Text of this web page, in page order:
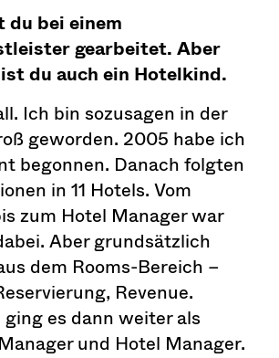
bei einem
gearbeitet. Aber
du auch ein Hotelkind.
Ich bin sozusagen in der
geworden. 2005 habe ich
begonnen. Danach folgten
in 11 Hotels. Vom
zum Hotel Manager war
Aber grundsätzlich
dem Rooms-Bereich –
Revenue.
es dann weiter als
und Hotel Manager.